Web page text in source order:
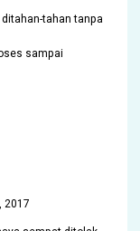
tahan tanpa
sampai
2017